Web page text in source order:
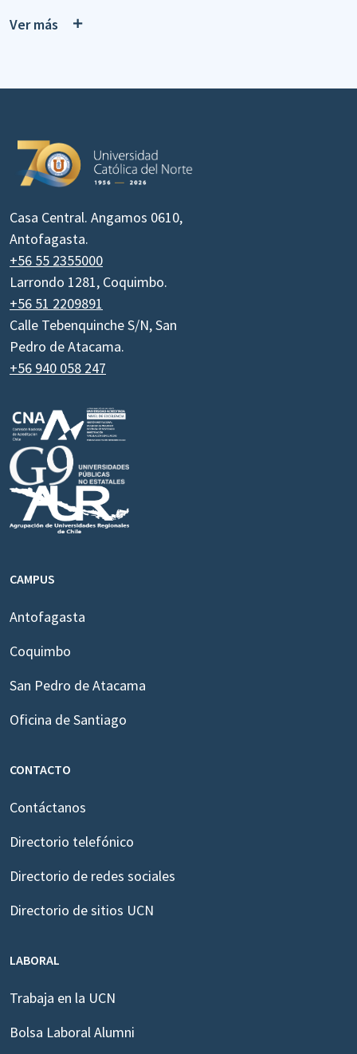
Ver más
Casa Central. Angamos 0610,
Antofagasta.
+56 55 2355000
Larrondo 1281, Coquimbo.
+56 51 2209891
Calle Tebenquinche S/N, San
Pedro de Atacama.
+56 940 058 247
CAMPUS
Antofagasta
Coquimbo
San Pedro de Atacama
Oficina de Santiago
CONTACTO
Contáctanos
Directorio telefónico
Directorio de redes sociales
Directorio de sitios UCN
LABORAL
Trabaja en la UCN
Bolsa Laboral Alumni